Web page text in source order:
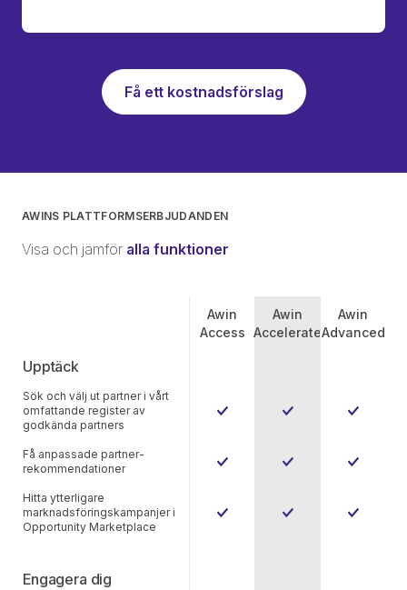
Få ett kostnadsförslag
AWINS PLATTFORMSERBJUDANDEN
Visa och jämför alla funktioner
Awin
Access
Awin
Accelerate
Awin
Advanced
Upptäck
Sök och välj ut partner i vårt
omfattande register av
godkända partners
Få anpassade partner-
rekommendationer
Hitta ytterligare
marknadsföringskampanjer i
Opportunity Marketplace
Engagera dig